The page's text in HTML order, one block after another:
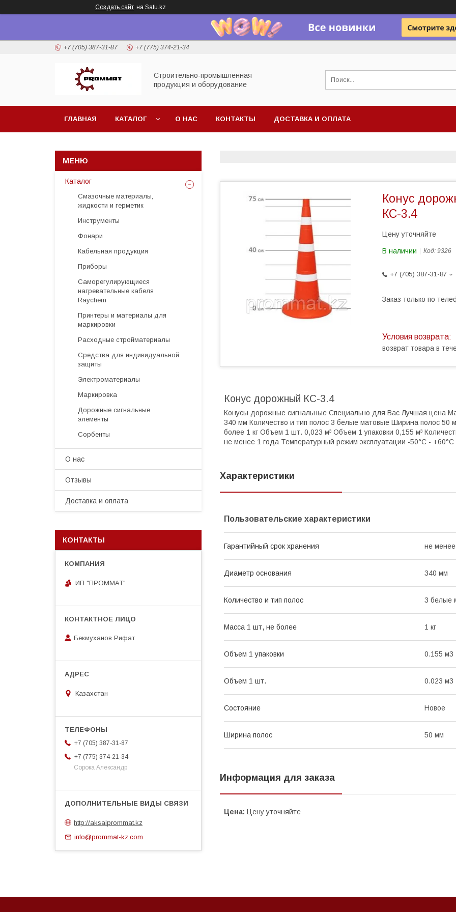
Создать сайт на Satu.kz
+7 (705) 387-31-87 +7 (775) 374-21-34
Строительно-промышленная
продукция и оборудование
ГЛАВНАЯ КАТАЛОГ О НАС КОНТАКТЫ ДОСТАВКА И ОПЛАТА
Конус
КС-3.4
Цену уточняйте
В наличии Код: 9326
+7 (705) 387-31-87
Заказ только по
возврат товара в
Конус дорожный КС-3.4
Конусы дорожные сигнальные Специально для Вас Лучшая цена
340 мм Количество и тип полос 3 белые матовые Ширина полос 50
более 1 кг Объем 1 шт. 0,023 м³ Объем 1 упаковки 0,155 м³
не менее 1 года Температурный режим эксплуатации -50°С - +60°С
Характеристики
Пользовательские характеристики
Гарантийный срок хранения не
Диаметр основания 340 мм
Количество и тип полос 3 белые
Масса 1 шт, не более 1 кг
Объем 1 упаковки 0.155 м3
Объем 1 шт. 0.023 м3
Состояние Новое
Ширина полос 50 мм
Информация для заказа
Цена: Цену уточняйте
Каталог
Смазочные материалы,
жидкости и герметик
Инструменты
Фонари
Кабельная продукция
Приборы
Саморегулирующиеся
нагревательные кабеля
Raychem
Принтеры и материалы для
маркировки
Расходные стройматериалы
Средства для индивидуальной
защиты
Электроматериалы
Маркировка
Дорожные сигнальные
элементы
Сорбенты
О нас
Отзывы
Доставка и оплата
КОНТАКТЫ
ИП "ПРОММАТ"
Бекмуханов Рифат
Казахстан
+7 (705) 387-31-87
+7 (775) 374-21-34
Сорока Александр
http://aksaiprommat.kz
info@prommat-kz.com